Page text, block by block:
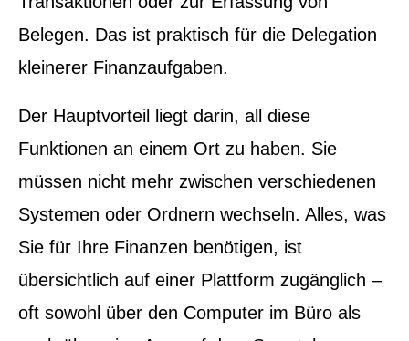
Belegen. Das ist praktisch für die Delegation
kleinerer Finanzaufgaben.
Der Hauptvorteil liegt darin, all diese
Funktionen an einem Ort zu haben. Sie
müssen nicht mehr zwischen verschiedenen
Systemen oder Ordnern wechseln. Alles, was
Sie für Ihre Finanzen benötigen, ist
übersichtlich auf einer Plattform zugänglich –
oft sowohl über den Computer im Büro als